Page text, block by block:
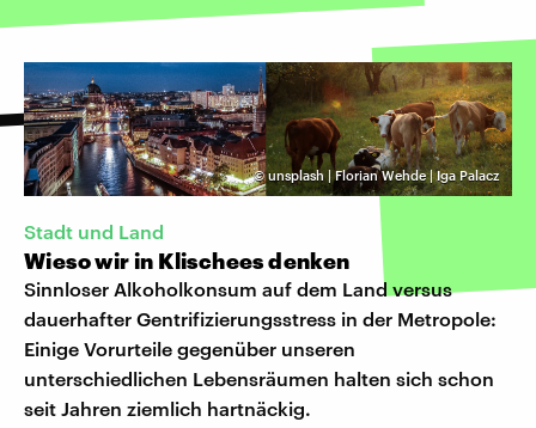
©unsplash | Florian Wehde | Iga Palacz
Stadt und Land
Wieso wir in Klischees denken
Sinnloser Alkoholkonsum auf dem Land versus
dauerhafter Gentrifizierungsstress in der Metropole:
Einige Vorurteile gegenüber unseren
unterschiedlichen Lebensräumen halten sich schon
seit Jahren ziemlich hartnäckig.